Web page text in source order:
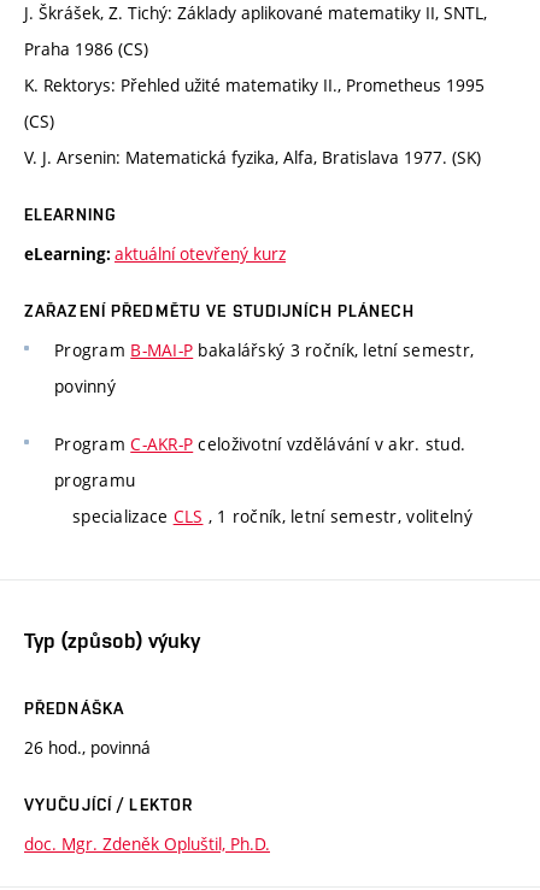
J. Škrášek, Z. Tichý: Základy aplikované matematiky II, SNTL,
Praha 1986 (CS)
K. Rektorys: Přehled užité matematiky II., Prometheus 1995
(CS)
V. J. Arsenin: Matematická fyzika, Alfa, Bratislava 1977. (SK)
ELEARNING
eLearning: aktuální otevřený kurz
ZAŘAZENÍ PŘEDMĚTU VE STUDIJNÍCH PLÁNECH
Program B-MAI-P bakalářský 3 ročník, letní semestr,
povinný
ProgramC-AKR-P celoživotní vzdělávání v akr. stud.
programu
specializace CLS , 1 ročník, letní semestr, volitelný
Typ (způsob) výuky
PŘEDNÁŠKA
26 hod., povinná
VYUČUJÍCÍ / LEKTOR
doc. Mgr. Zdeněk Opluštil, Ph.D.